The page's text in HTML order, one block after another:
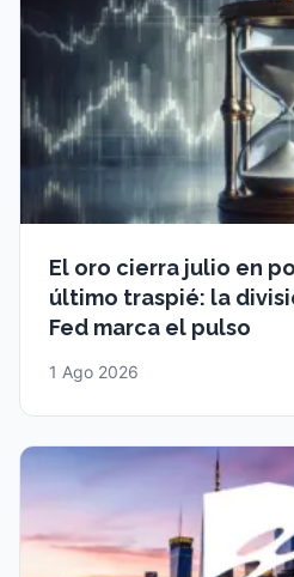
El oro cierra julio en
último traspié: la
Fed marca el pulso
1 Ago 2026